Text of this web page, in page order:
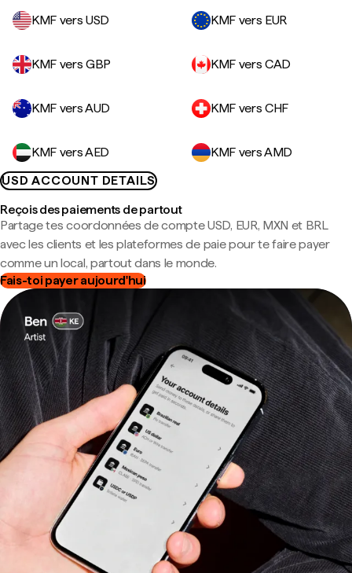
KMF vers USD
KMF vers EUR
KMF vers GBP KMF vers CAD
KMF vers AUD KMF vers CHF
KMF vers AED
KMF vers AMD
USD ACCOUNT DETAILS
Reçois des paiements de partout
Partage tes coordonnées de compte USD, EUR, MXN et BRL
avec les clients et les plateformes de paie pour te faire payer
comme un local, partout dans le monde.
Fais-toi payer aujourd'hui